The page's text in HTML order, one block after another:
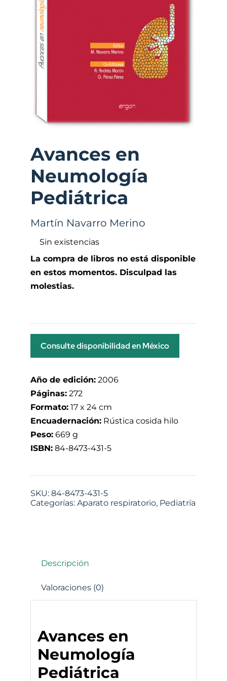
Avances en
Neumología
Pediátrica
Martín Navarro Merino
Sin existencias
La compra de libros no está disponible
en estos momentos. Disculpad las
molestias.
Consulte disponibilidad en México
Año de edición: 2006
Páginas: 272
Formato: 17 x 24 cm
Encuadernación: Rústica cosida hilo
Peso: 669 g
ISBN: 84-8473-431-5
SKU: 84-8473-431-5
Categorías: Aparato respiratorio, Pediatría
Descripción
Valoraciones (0)
Avances en
Neumología
Pediátrica